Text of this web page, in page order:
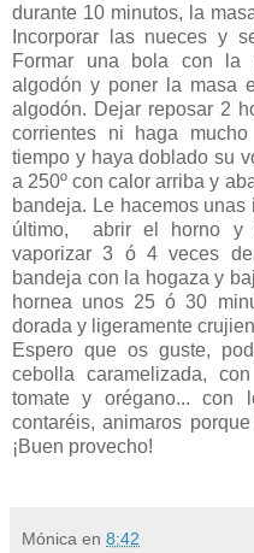
durante 10 minutos, la
Incorporar las nueces y
Formar una bola con la
algodón y poner la masa
algodón. Dejar reposar 2
corrientes ni haga
tiempo y haya doblado su
a 250º con calor arriba y
bandeja. Le hacemos
último, abrir el horno y
vaporizar 3 ó 4 veces
bandeja con la hogaza y
hornea unos 25 ó 30
dorada y ligeramente
Espero que os guste,
cebolla caramelizada,
tomate y orégano...
contaréis, animaros
¡Buen provecho!
Mónica en 8:42